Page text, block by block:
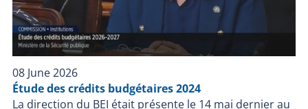
08 June 2026
Étude des crédits budgétaires 2024
La direction du BEI était présente le 14 mai dernier au